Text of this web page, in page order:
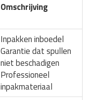
Omschrijving
Inpakken inboedel
Garantie dat spullen
niet beschadigen
Professioneel
inpakmateriaal